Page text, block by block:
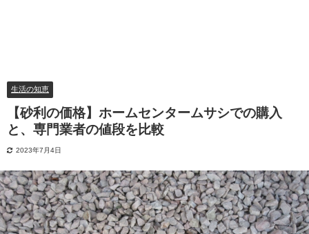
生活の知恵
【砂利の価格】ホームセンタームサシでの購入
と、専門業者の値段を比較
2023年7月4日